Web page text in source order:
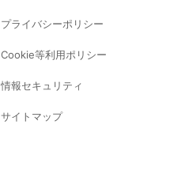
プライバシーポリシー
Cookie等利用ポリシー
情報セキュリティ
サイトマップ